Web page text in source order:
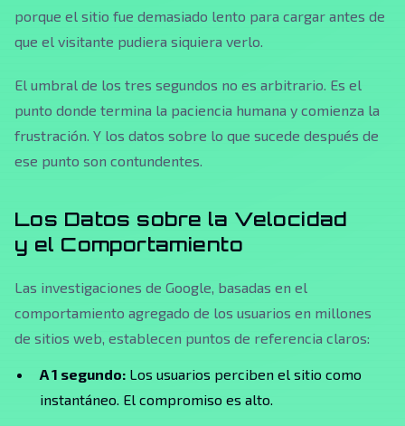
porque el sitio fue demasiado lento para cargar antes de
que el visitante pudiera siquiera verlo.
El umbral de los tres segundos no es arbitrario. Es el
punto donde termina la paciencia humana y comienza la
frustración. Y los datos sobre lo que sucede después de
ese punto son contundentes.
Los Datos sobre la Velocidad
y el Comportamiento
Las investigaciones de Google, basadas en el
comportamiento agregado de los usuarios en millones
de sitios web, establecen puntos de referencia claros:
A 1 segundo: Los usuarios perciben el sitio como
instantáneo. El compromiso es alto.